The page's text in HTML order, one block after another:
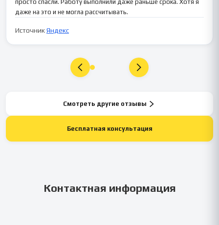
просто спасли. Работу выполнили даже раньше срока. Хотя я
даже на это и не могла рассчитывать.
ИсточникЯндекс
Смотреть другие отзывы
Бесплатная консультация
Контактная информация